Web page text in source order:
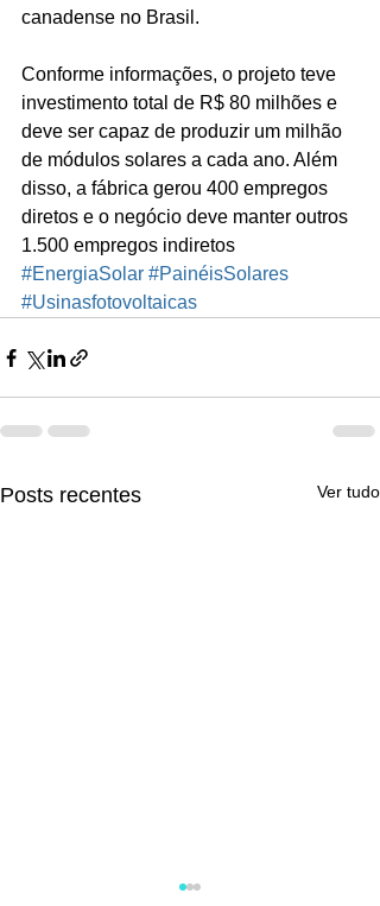
canadense no Brasil.
Conforme informações, o projeto teve
investimento total de R$ 80 milhões e
deve ser capaz de produzir um milhão
de módulos solares a cada ano. Além
disso, a fábrica gerou 400 empregos
diretos e o negócio deve manter outros
1.500 empregos indiretos
#EnergiaSolar #PainéisSolares
#Usinasfotovoltaicas
Posts recentes Ver tudo